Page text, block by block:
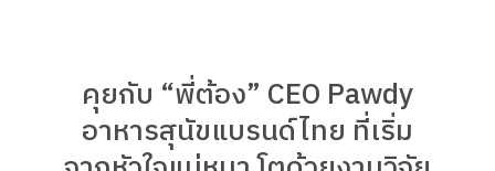
คุยกับ “พี่ต้อง” CEO Pawdy
อาหารสุนัขแบรนด์ไทย ที่เริ่ม